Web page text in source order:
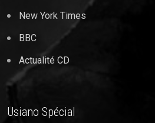
New York Times
BBC
Actualité CD
Usiano Spécial